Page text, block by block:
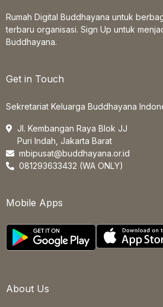
Rumah Digital Buddhayana untuk
terbaru organisasi. Sign Up untuk
Buddhayana.
Get in Touch
Sekretariat Keluarga Buddhayana
Jl. Kembangan Raya Blok JJ
Puri Indah, Jakarta Barat
mbipusat@buddhayana.or.id
081293633432 (WA ONLY)
Mobile Apps
About Us